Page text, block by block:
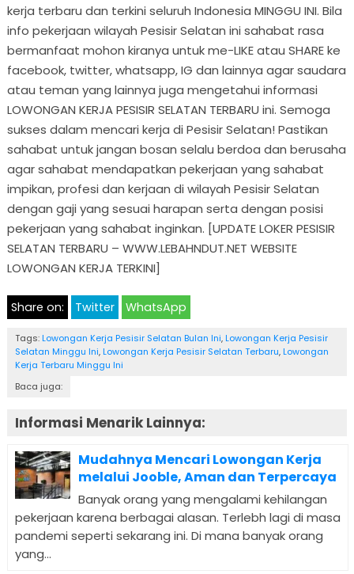
kerja terbaru dan terkini seluruh Indonesia MINGGU INI. Bila
info pekerjaan wilayah Pesisir Selatan ini sahabat rasa
bermanfaat mohon kiranya untuk me-LIKE atau SHARE ke
facebook, twitter, whatsapp, IG dan lainnya agar saudara
atau teman yang lainnya juga mengetahui informasi
LOWONGAN KERJA PESISIR SELATAN TERBARU ini. Semoga
sukses dalam mencari kerja di Pesisir Selatan! Pastikan
sahabat untuk jangan bosan selalu berdoa dan berusaha
agar sahabat mendapatkan pekerjaan yang sahabat
impikan, profesi dan kerjaan di wilayah Pesisir Selatan
dengan gaji yang sesuai harapan serta dengan posisi
pekerjaan yang sahabat inginkan. [UPDATE LOKER PESISIR
SELATAN TERBARU – WWW.LEBAHNDUT.NET WEBSITE
LOWONGAN KERJA TERKINI]
Share on: Twitter WhatsApp
Tags: Lowongan Kerja Pesisir Selatan Bulan Ini, Lowongan Kerja Pesisir
Selatan Minggu Ini, Lowongan Kerja Pesisir Selatan Terbaru, Lowongan
Kerja Terbaru Minggu Ini
Baca juga:
Informasi Menarik Lainnya:
Mudahnya Mencari Lowongan Kerja
melalui Jooble, Aman dan Terpercaya
Banyak orang yang mengalami kehilangan
pekerjaan karena berbagai alasan. Terlebh lagi di masa
pandemi seperti sekarang ini. Di mana banyak orang
yang...